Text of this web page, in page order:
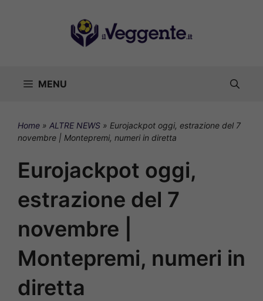
MENU
Home » ALTRE NEWS » Eurojackpot oggi, estrazione del 7
novembre | Montepremi, numeri in diretta
Eurojackpot oggi,
estrazione del 7
novembre |
Montepremi, numeri in
diretta